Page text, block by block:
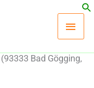
Bad Gögging,